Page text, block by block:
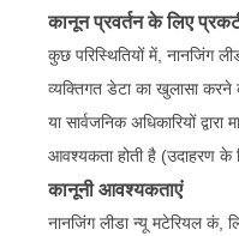
कानून प्रवर्तन के लिए
कुछ परिस्थितियों में, नानजिंग
व्यक्तिगत डेटा का खुलासा करने
या सार्वजनिक अधिकारियों
आवश्यकता होती है (उदाहरण के
कानूनी आवश्यकताएं
नानजिंग लीडा न्यू मटेरियल कं,